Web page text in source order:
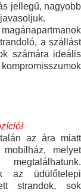
jellegű, nagyobb
a szállást
számára ideális
az ára miatt
melyet
megtalálhatunk.
az üdülőtelepi
strandok, sok